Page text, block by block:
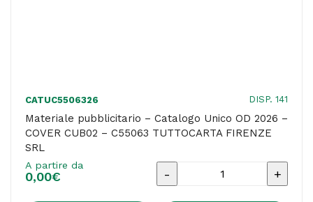
CATUC5506326 DISP. 141
Materiale pubblicitario – Catalogo Unico OD 2026 –
COVER CUB02 – C55063 TUTTOCARTA FIRENZE
SRL
A partire da
0,00€
Materiale